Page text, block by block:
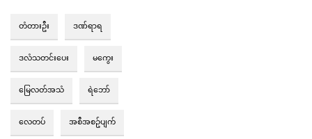
တံတားဦး ဒဏ်ရာရ
ဒလံသတင်းပေး မကွေး
မြေလတ်အသံ ရဲဘော်
လေတပ် အစီအစဥ်ပျက်